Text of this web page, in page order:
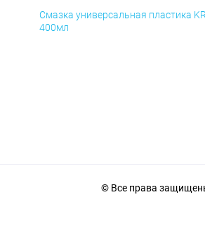
Смазка универсальная пластика
400мл
© Все права